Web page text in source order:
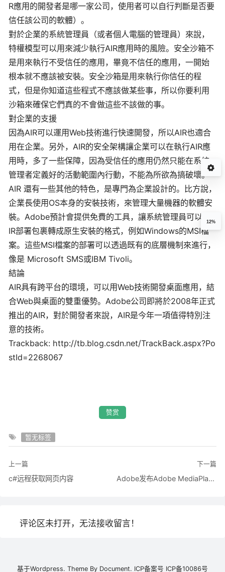
R應用的開發者是哪一家公司，使用者可以自行判斷是否要
信任該公司的軟體）。
對於企業的系統管理員（或者個人電腦的管理員）來說，
特權模型可以用來減少執行AIR應用時的風險。安全沙箱不
是用來執行不受信任的應用，畢竟不信任的應用，一開始
根本就不應該被安裝。安全沙箱是用來執行你信任的程
式，但是你知道這些程式不應該做某些事，所以你要利用
沙箱來確保它們真的不會做這些不該做的事。
對企業的支援
因為AIR可以運用Web技術進行快速開發，所以AIR也適合
用在企業。另外，AIR的安全架構讓企業可以在執行AIR應
用時，多了一些保障，因為受信任的應用仍然只能在系統
管理者定義好的活動範圍內行動，不能為所欲為搞破壞。
AIR 還有一些其他的特色，是專門為企業設計的。比方說，
企業長使用OS本身的安裝技術，來管理大量機器的軟體安
裝。Adobe預計會提供免費的工具，讓系統管理員可以將A
IR部署包裹轉成原生安裝的格式，例如Windows的MSI檔
案。這些MSI檔案的部署可以透過既有的底層機制來進行，
像是 Microsoft SMS或IBM Tivoli。
結論
AIR具有跨平台的環境，可以用Web技術開發桌面應用，結
合Web與桌面的雙重優勢。Adobe公司即將於2008年正式
推出的AIR，對於開發者來說，AIR是今年一項值得特別注
意的技術。
Trackback: http://tb.blog.csdn.net/TrackBack.aspx?Po
stId=2268067
赞赏
暂无标签
上一篇
c#远程获取网页内容
下一篇
Adobe发布Adobe MediaPlayer 1.0 免费下载
评论区未打开，无法接收留言！
12%
基于Wordpress. Theme By Document. ICP备案号 ICP备10086号